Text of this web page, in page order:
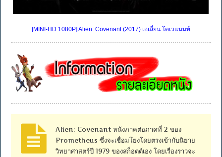
[MINI-HD 1080P] Alien: Covenant (2017) เอเลี่ยน โคเวแนนท์
Alien: Covenant หนังภาคต่อภาคที่ 2 ของ
Prometheus ซึ่งจะเชื่อมโยงโดยตรงเข้ากับนิยาย
วิทยาศาสตร์ปี 1979 ของสก็อตต์เอง โดยเรื่องราวจะ